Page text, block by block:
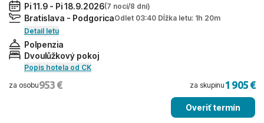
Pi 11.9 - Pi 18.9.2026(7 nocí/8 dní)
Bratislava - PodgoricaOdlet 03:40 Dĺžka letu: 1h 20m
Detail letu
Polpenzia
Dvoulůžkový pokoj
Popis hotela od CK
za osobu953 € za skupinu1 905 €
Overiť termín